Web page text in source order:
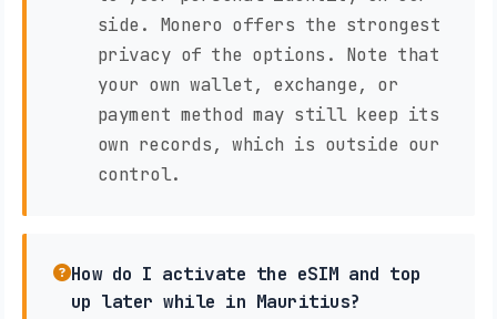
side. Monero offers the strongest
privacy of the options. Note that
your own wallet, exchange, or
payment method may still keep its
own records, which is outside our
control.
How do I activate the eSIM and top
up later while in Mauritius?